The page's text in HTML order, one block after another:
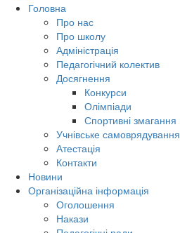
Головна
Про нас
Про школу
Адміністрація
Педагогічний колектив
Досягнення
Конкурси
Олімпіади
Спортивні змагання
Учнівське самоврядування
Атестація
Контакти
Новини
Організаційна інформація
Оголошення
Накази